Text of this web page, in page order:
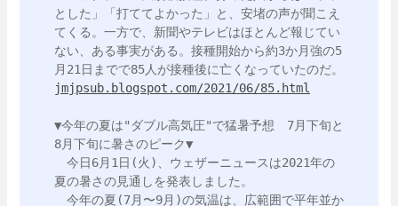
とした」「打ててよかった」と、安堵の声が聞こえ
てくる。一方で、新聞やテレビはほとんど報じてい
ない、ある事実がある。接種開始から約3か月強の5
jmjpsub.blogspot.com/2021/06/85.html
▼今年の夏は"ダブル高気圧"で猛暑予想　7月下旬と
8月下旬に暑さのピーク▼
今日6月1日(火)、ウェザーニュースは2021年の
夏の暑さの見通しを発表しました。
今年の夏(7月〜9月)の気温は、広範囲で平年並か